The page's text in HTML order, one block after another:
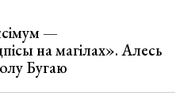
—
на магілах». Алесь
Бугаю